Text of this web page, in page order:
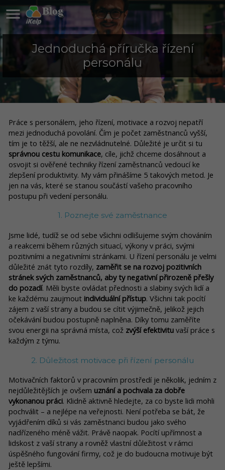
Blog

Jednoduchá příručka řízení
personálu
Práce s personálem, jeho řízení, motivace a rozvoj nepatří
mezi jednoduchá povolání. Čím je počet zaměstnanců vyšší,
tím je to těžší, ale ne nezvládnutelné. Důležité je určit si tu
správnou cestu komunikace, cíle, jichž chceme dosáhnout a
osvojit si ověřené techniky řízení zaměstnanců vedoucí ke
zlepšení produktivity. My vám přinášíme 5 takových metod. Je
jen na vás, které se stanou součástí vašeho pracovního
postupu při vedení personálu.
1. Poznejte své zaměstnance
Jsme lidé, tudíž se od sebe všichni odlišujeme svým chováním
a reakcemi během různých situací, výkony v práci, svými
pozitivními a negativními stránkami. U řízení personálu je velmi
důležité znát tyto rozdíly, zaměřit se na rozvoj pozitivních
stránek svých zaměstnanců, aby ty negativní přirozeně přešly
do pozadí. Měli byste ovládat přednosti a slabiny svých lidí a
ke každému zaujmout individuální přístup. Všichni tak pocítí
zájem z vaší strany a budou se cítit výjimečně, jelikož jejich
očekávání budou postupně naplněna. Díky tomu zaměříte
svou energii na správná místa, což zvýší efektivitu vaší práce s
každým z týmu.
2. Důležitost motivace při řízení personálu
Motivačních faktorů v pracovním prostředí je několik, jedním z
nejdůležitějších je ovšem uznání a pochvala za dobře
vykonanou práci. Klidně aktivně hledejte, za co byste lidi mohli
pochválit – a nejlépe na veřejnosti. Není potřeba se bát, že
vyjádřením díků si vás zaměstnanci budou jako svého
nadřízeného méně vážit. Právě naopak. Pocítí upřímnost a
lidskost z vaší strany a rovněž vlastní důležitost v rámci
úspěšného fungování firmy, což je do budoucna motivuje být
ještě lepšími.